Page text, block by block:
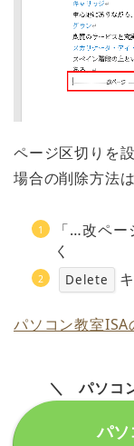
ページ区切りを
場合の削除方法
「…改ペ
く
Delete
パソコン教室ISA
＼ パソコ
パソ